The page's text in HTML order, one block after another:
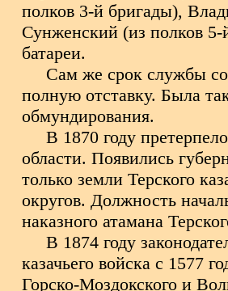
полков 3-й бригады),
Сунженский (из полков
батареи.
Сам же срок службы
полную отставку. Была
обмундирования.
В 1870 году
области. Появились
только земли Терского
округов. Должность
наказного атамана
В 1874 году
казачьего войска с 1577
Горско-Моздокского и